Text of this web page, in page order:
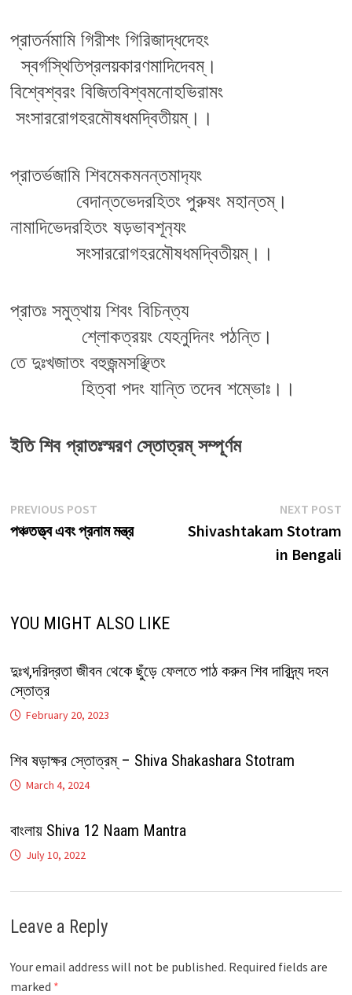
প্রাতর্নমামি গিরীশং গিরিজাদ্ধদেহং
স্বর্গস্থিতিপ্রলয়কারণমাদিদেবম্।
বিশ্বেশ্বরং বিজিতবিশ্বমনোহভিরামং
সংসাররোগহরমৌষধমদ্বিতীয়ম্।।
প্রাতর্ভজামি শিবমেকমনন্তমাদ‍্যং
বেদান্তভেদরহিতং পুরুষং মহান্তম্।
নামাদিভেদরহিতং ষড়ভাবশূন‍্যং
সংসাররোগহরমৌষধমদ্বিতীয়ম্।।
প্রাতঃ সমুত্থায় শিবং বিচিন্ত‍্য
শ্লোকত্রয়ং যেহনুদিনং পঠন্তি।
তে দুঃখজাতং বহুজন্মসঞ্ছিতং
হিত্বা পদং যান্তি তদেব শম্ভোঃ।।
ইতি শিব প্রাতঃস্মরণ স্তোত্রম্ সম্পূর্ণম
Post
navigation
PREVIOUS POSTPrevious
post:
পঞ্চতত্ত্ব এবং প্রনাম মন্ত্র
NEXT POST
Shivashtakam Stotram
in Bengali
YOU MIGHT ALSO LIKE
দুঃখ,দরিদ্রতা জীবন থেকে ছুঁড়ে ফেলতে পাঠ করুন শিব দারিদ্র্য দহন
স্তোত্র
February 20, 2023
শিব ষড়াক্ষর স্তোত্রম্ – Shiva Shakashara Stotram
March 4, 2024
বাংলায় Shiva 12 Naam Mantra
July 10, 2022
Leave a Reply
Your email address will not be published. Required fields are
marked *